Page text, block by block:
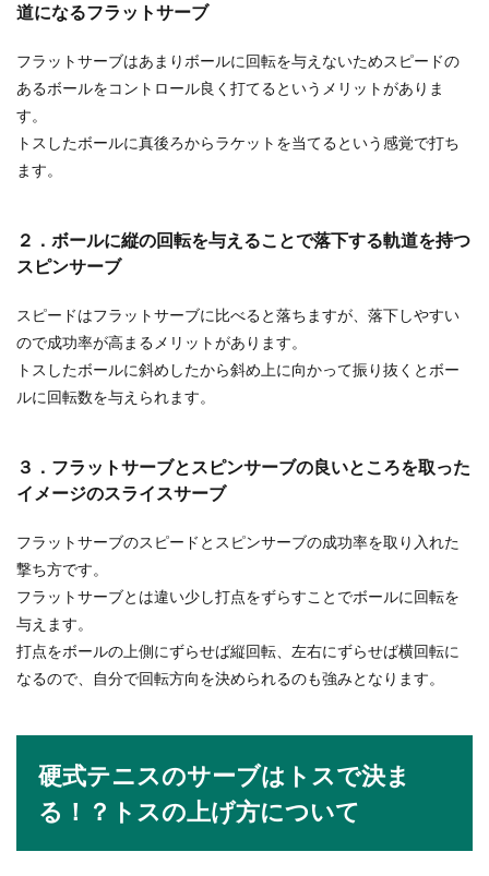
道になるフラットサーブ
フラットサーブはあまりボールに回転を与えないためスピードの
あるボールをコントロール良く打てるというメリットがありま
す。
トスしたボールに真後ろからラケットを当てるという感覚で打ち
ます。
２．ボールに縦の回転を与えることで落下する軌道を持つ
スピンサーブ
スピードはフラットサーブに比べると落ちますが、落下しやすい
ので成功率が高まるメリットがあります。
トスしたボールに斜めしたから斜め上に向かって振り抜くとボー
ルに回転数を与えられます。
３．フラットサーブとスピンサーブの良いところを取った
イメージのスライスサーブ
フラットサーブのスピードとスピンサーブの成功率を取り入れた
撃ち方です。
フラットサーブとは違い少し打点をずらすことでボールに回転を
与えます。
打点をボールの上側にずらせば縦回転、左右にずらせば横回転に
なるので、自分で回転方向を決められるのも強みとなります。
硬式テニスのサーブはトスで決ま
る！？トスの上げ方について